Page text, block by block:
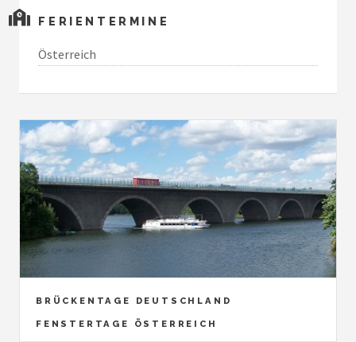
FERIENTERMINE
Österreich
BRÜCKENTAGE DEUTSCHLAND
FENSTERTAGE ÖSTERREICH